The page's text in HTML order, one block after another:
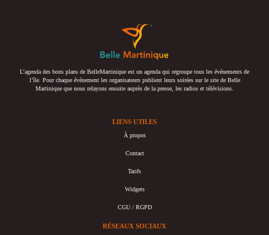
L’agenda des bons plans de BelleMartinique est un agenda qui regroupe tous les événements de
l’île. Pour chaque événement les organisateurs publient leurs soirées sur le site de Belle
Martinique que nous relayons ensuite auprès de la presse, les radios et télévisions.
LIENS UTILES
À propos
Contact
Tarifs
Widgets
CGU / RGPD
RÉSEAUX SOCIAUX